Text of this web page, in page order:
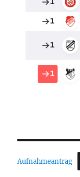
Aufnahmeantrag